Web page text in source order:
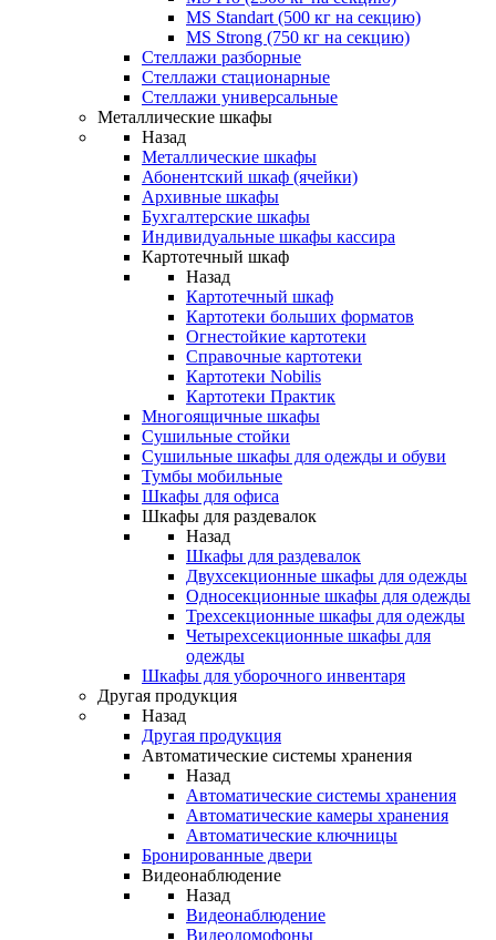
MS Standart (500 кг на секцию)
MS Strong (750 кг на секцию)
Стеллажи разборные
Стеллажи стационарные
Стеллажи универсальные
Металлические шкафы
Назад
Металлические шкафы
Абонентский шкаф (ячейки)
Архивные шкафы
Бухгалтерские шкафы
Индивидуальные шкафы кассира
Картотечный шкаф
Назад
Картотечный шкаф
Картотеки больших форматов
Огнестойкие картотеки
Справочные картотеки
Картотеки Nobilis
Картотеки Практик
Многоящичные шкафы
Сушильные стойки
Сушильные шкафы для одежды и обуви
Тумбы мобильные
Шкафы для офиса
Шкафы для раздевалок
Назад
Шкафы для раздевалок
Двухсекционные шкафы для одежды
Односекционные шкафы для одежды
Трехсекционные шкафы для одежды
Четырехсекционные шкафы для
одежды
Шкафы для уборочного инвентаря
Другая продукция
Назад
Другая продукция
Автоматические системы хранения
Назад
Автоматические системы хранения
Автоматические камеры хранения
Автоматические ключницы
Бронированные двери
Видеонаблюдение
Назад
Видеонаблюдение
Видеодомофоны